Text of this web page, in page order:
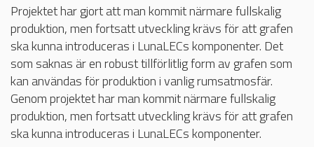
Projektet har gjort att man kommit närmare fullskalig
produktion, men fortsatt utveckling krävs för att grafen
ska kunna introduceras i LunaLECs komponenter. Det
som saknas är en robust tillförlitlig form av grafen som
kan användas för produktion i vanlig rumsatmosfär.
Genom projektet har man kommit närmare fullskalig
produktion, men fortsatt utveckling krävs för att grafen
ska kunna introduceras i LunaLECs komponenter.